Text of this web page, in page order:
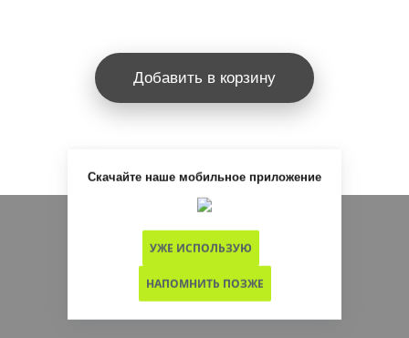
Добавить в корзину
+7 (4932) 49 47 47
Обратный звонок
Скачайте наше мобильное приложение
УЖЕ ИСПОЛЬЗУЮ
НАПОМНИТЬ ПОЗЖЕ